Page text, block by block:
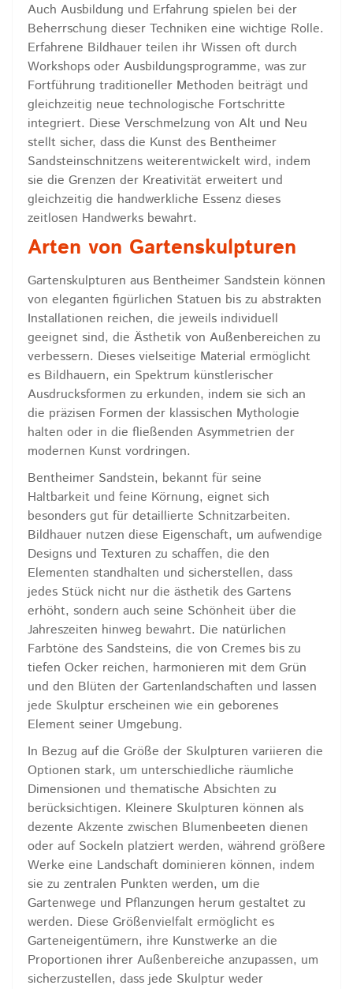
Auch Ausbildung und Erfahrung spielen bei der
Beherrschung dieser Techniken eine wichtige Rolle.
Erfahrene Bildhauer teilen ihr Wissen oft durch
Workshops oder Ausbildungsprogramme, was zur
Fortführung traditioneller Methoden beiträgt und
gleichzeitig neue technologische Fortschritte
integriert. Diese Verschmelzung von Alt und Neu
stellt sicher, dass die Kunst des Bentheimer
Sandsteinschnitzens weiterentwickelt wird, indem
sie die Grenzen der Kreativität erweitert und
gleichzeitig die handwerkliche Essenz dieses
zeitlosen Handwerks bewahrt.
Arten von Gartenskulpturen
Gartenskulpturen aus Bentheimer Sandstein können
von eleganten figürlichen Statuen bis zu abstrakten
Installationen reichen, die jeweils individuell
geeignet sind, die Ästhetik von Außenbereichen zu
verbessern. Dieses vielseitige Material ermöglicht
es Bildhauern, ein Spektrum künstlerischer
Ausdrucksformen zu erkunden, indem sie sich an
die präzisen Formen der klassischen Mythologie
halten oder in die fließenden Asymmetrien der
modernen Kunst vordringen.
Bentheimer Sandstein, bekannt für seine
Haltbarkeit und feine Körnung, eignet sich
besonders gut für detaillierte Schnitzarbeiten.
Bildhauer nutzen diese Eigenschaft, um aufwendige
Designs und Texturen zu schaffen, die den
Elementen standhalten und sicherstellen, dass
jedes Stück nicht nur die ästhetik des Gartens
erhöht, sondern auch seine Schönheit über die
Jahreszeiten hinweg bewahrt. Die natürlichen
Farbtöne des Sandsteins, die von Cremes bis zu
tiefen Ocker reichen, harmonieren mit dem Grün
und den Blüten der Gartenlandschaften und lassen
jede Skulptur erscheinen wie ein geborenes
Element seiner Umgebung.
In Bezug auf die Größe der Skulpturen variieren die
Optionen stark, um unterschiedliche räumliche
Dimensionen und thematische Absichten zu
berücksichtigen. Kleinere Skulpturen können als
dezente Akzente zwischen Blumenbeeten dienen
oder auf Sockeln platziert werden, während größere
Werke eine Landschaft dominieren können, indem
sie zu zentralen Punkten werden, um die
Gartenwege und Pflanzungen herum gestaltet zu
werden. Diese Größenvielfalt ermöglicht es
Garteneigentümern, ihre Kunstwerke an die
Proportionen ihrer Außenbereiche anzupassen, um
sicherzustellen, dass jede Skulptur weder